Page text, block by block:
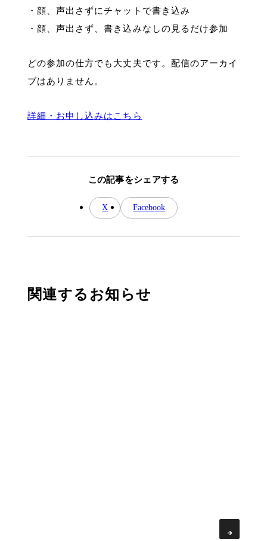
・顔、声出さずにチャットで書き込み
・顔、声出さず、書き込みなしの見るだけ参加
どの参加の仕方でも大丈夫です。配信のアーカイ
ブはありません。
詳細・お申し込みはこちら
この記事をシェアする
X Facebook
関連するお知らせ